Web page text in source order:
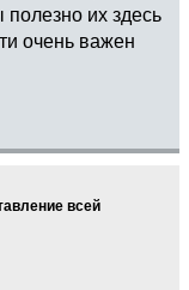
их здесь
очень важен
всей